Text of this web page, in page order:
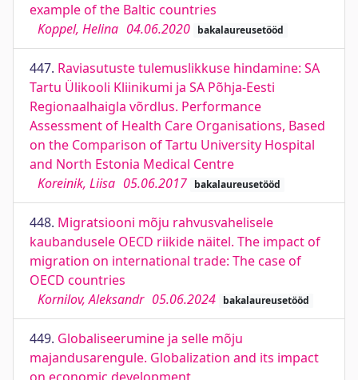
example of the Baltic countries
Koppel, Helina 04.06.2020 bakalaureusetööd
447. Raviasutuste tulemuslikkuse hindamine: SA
Tartu Ülikooli Kliinikumi ja SA Põhja-Eesti
Regionaalhaigla võrdlus. Performance
Assessment of Health Care Organisations, Based
on the Comparison of Tartu University Hospital
and North Estonia Medical Centre
Koreinik, Liisa 05.06.2017 bakalaureusetööd
448. Migratsiooni mõju rahvusvahelisele
kaubandusele OECD riikide näitel. The impact of
migration on international trade: The case of
OECD countries
Kornilov, Aleksandr 05.06.2024 bakalaureusetööd
449. Globaliseerumine ja selle mõju
majandusarengule. Globalization and its impact